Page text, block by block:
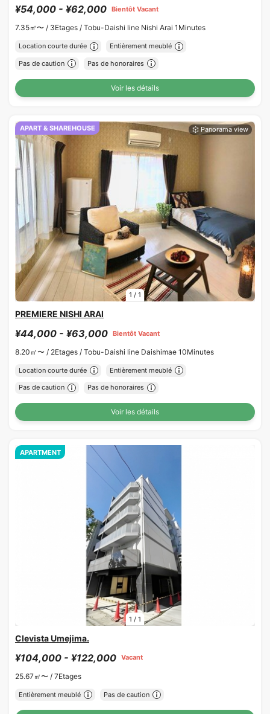
¥54,000 - ¥62,000 Bientôt Vacant
7.35㎡〜 / 3Etages / Tobu-Daishi line Nishi Arai 1Minutes
Location courte durée Entièrement meublé
Pas de caution Pas de honoraires
Voir les détails
1 / 1
APART & SHAREHOUSE
PREMIERE NISHI ARAI
¥44,000 - ¥63,000 Bientôt Vacant
8.20㎡〜 / 2Etages / Tobu-Daishi line Daishimae 10Minutes
Location courte durée Entièrement meublé
Pas de caution Pas de honoraires
Voir les détails
1 / 1
APARTMENT
Clevista Umejima.
¥104,000 - ¥122,000 Vacant
25.67㎡〜 / 7Etages
Entièrement meublé Pas de caution